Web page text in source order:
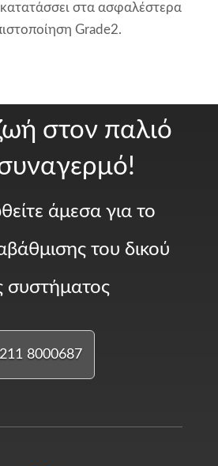
κατατάσσει στα ασφαλέστερα
Grade2.
στον παλιό
άμεσα για το
του δικού
συστήματος
211 8000687